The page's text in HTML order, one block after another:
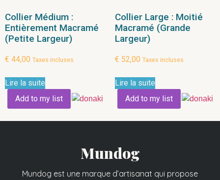
Collier Médium :
Entièrement Macramé
(Petite Largeur)
€ 44,00 Taxes incluses
Lire la suite
Add to my list
Collier Large : Moitié
Macramé (Grande
Largeur)
€ 52,00 Taxes incluses
Lire la suite
Add to my list
Mundog
Mundog est une marque d’artisanat qui propose